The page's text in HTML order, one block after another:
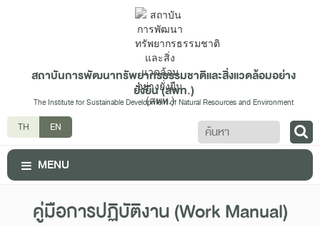
สถาบันการพัฒนาทรัพยากรธรรมชาติและสิ่งแวดล้อมอย่าง
ยั่งยืน (สพท.)
The Institute for Sustainable Development of Natural Resources and Environment
TH EN ค้นหา
MENU
คู่มือการปฏิบัติงาน (Work Manual)